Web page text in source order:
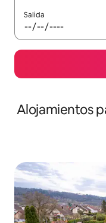
Salida
Alojamientos